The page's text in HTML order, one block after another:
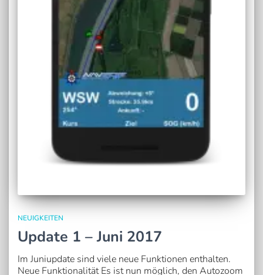
NEUIGKEITEN
Update 1 – Juni 2017
Im Juniupdate sind viele neue Funktionen enthalten.
Neue Funktionalität Es ist nun möglich, den Autozoom